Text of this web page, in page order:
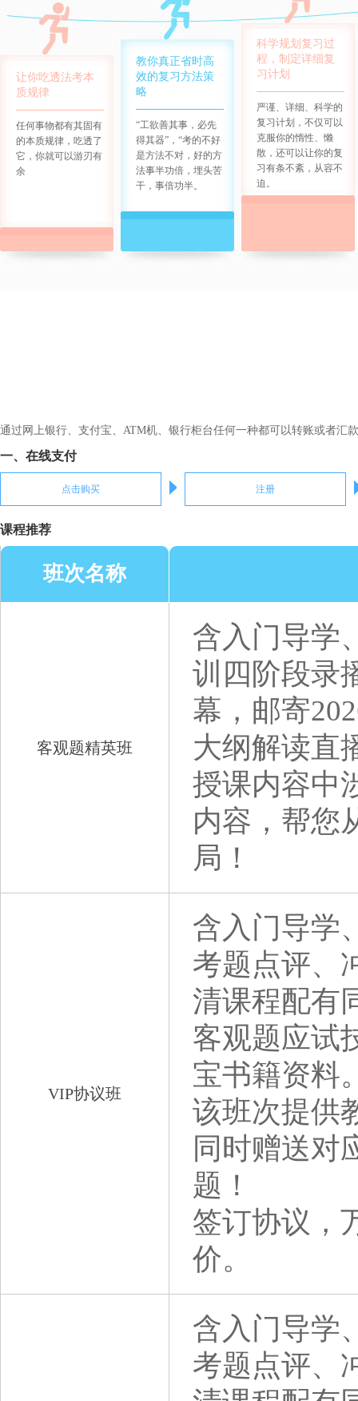
让你吃透法考本
质规律
任何事物都有其固有
的本质规律，吃透了
它，你就可以游刃有
余
教你真正省时高
效的复习方法策
略
“工欲善其事，必先
得其器”，“考的不好
是方法不对，好的方
法事半功倍，埋头苦
干，事倍功半。
科学规划复习过
程，制定详细复
习计划
严谨、详细、科学的
复习计划，不仅可以
克服你的惰性、懒
散，还可以让你的复
习有条不紊，从容不
迫。
通过网上银行、支付宝、ATM机、银行柜台任何一种都可以转账或者汇
一、在线支付
点击购买 注册
课程推荐
班次名称
客观题精英班
含入门导学
训四阶段录
幕，邮寄
大纲解读直
授课内容中
内容，帮您
局！
VIP协议班
含入门导学
考题点评、
清课程配有
客观题应试
宝书籍资料
该班次提供
同时赠送对
题！
签订协议，
价。
含入门导学
考题点评、